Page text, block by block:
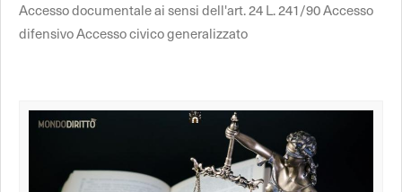
Accesso documentale ai sensi dell'art. 24 L. 241/90 Accesso
difensivo Accesso civico generalizzato